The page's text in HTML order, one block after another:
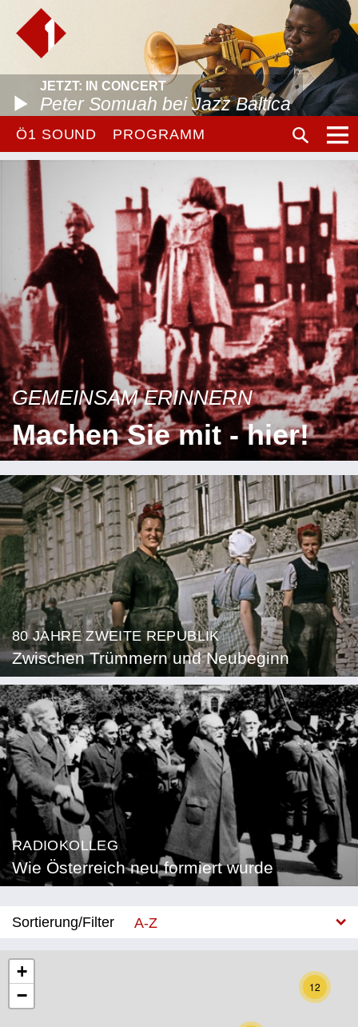
JETZT: IN CONCERT
Peter Somuah bei Jazz Baltica
Ö1 SOUND PROGRAMM
GEMEINSAM ERINNERN
Machen Sie mit - hier!
80 JAHRE ZWEITE REPUBLIK
Zwischen Trümmern und Neubeginn
RADIOKOLLEG
Wie Österreich neu formiert wurde
Sortierung/Filter
A-Z
12
+
−